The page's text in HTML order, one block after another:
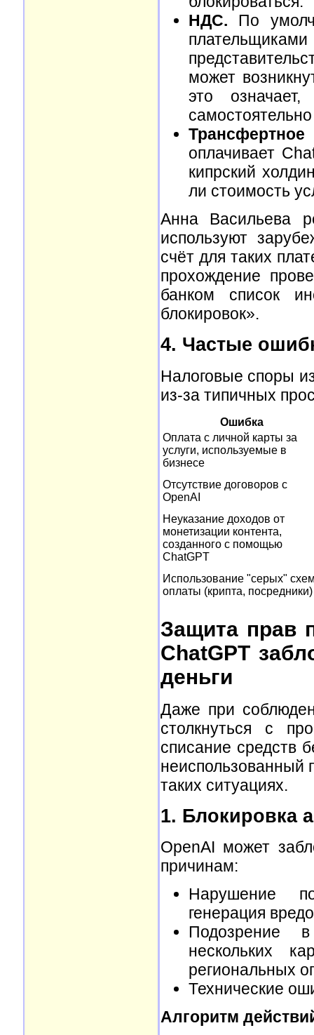
НДС. По
может
это
оплачивает
кипрский
ли стоимость
Анна Васильева
используют
счёт для таких
прохождение
банком список
блокировок».
4. Частые
Налоговые споры
из-за типичных
Ошибка
Оплата с личной карты за
услуги, используемые в
бизнесе
Отсутствие договоров с
OpenAI
Неуказание доходов от
монетизации контента,
созданного с помощью
ChatGPT
Использование "серых"
оплаты (крипта, посредники)
Защита прав
ChatGPT
деньги
Даже при
столкнуться с
списание средств
неиспользованный
таких ситуациях.
1. Блокировка
OpenAI может
причинам:
Нарушение
генерация
Подозрение
нескольких
региональных
Технические
Алгоритм